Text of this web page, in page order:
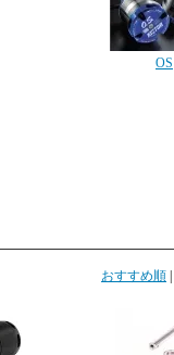
OS
おすすめ順